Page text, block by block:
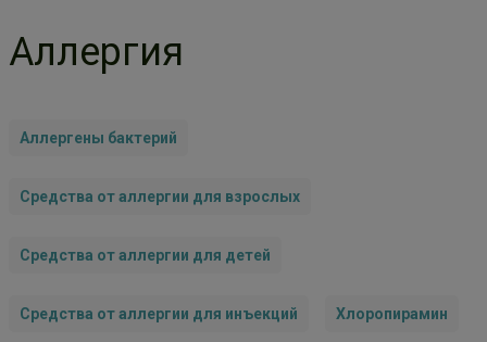
Аллергия
Аллергены бактерий
Средства от аллергии для взрослых
Средства от аллергии для детей
Средства от аллергии для инъекций Хлоропирамин